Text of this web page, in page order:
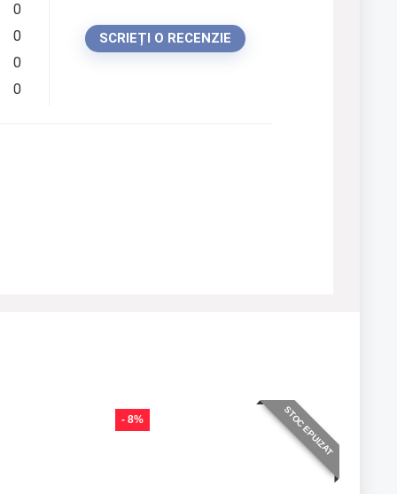
0
0
0
0
SCRIEȚI O RECENZIE
- 8% STOC EPUIZAT